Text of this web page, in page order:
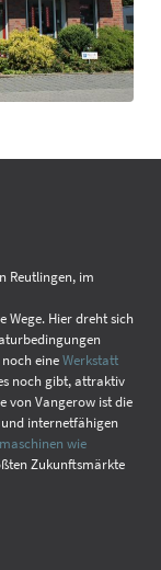
Reutlingen, im
Wege. Hier dreht sich
eineWerkstatt
noch gibt, attraktiv
von Vangerow ist die
internetfähigen
wie
Zukunftsmärkte